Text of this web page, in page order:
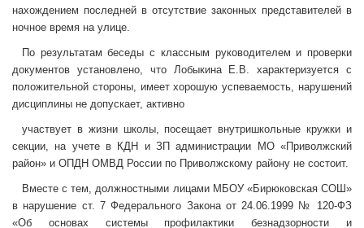
нахождением последней в отсутствие законных представителей в
ночное время на улице.
По результатам беседы с классным руководителем и проверки
документов установлено, что Лобыкина Е.В. характеризуется с
положительной стороны, имеет хорошую успеваемость, нарушений
дисциплины не допускает, активно
участвует в жизни школы, посещает внутришкольные кружки и
секции, на учете в КДН и ЗП администрации МО «Приволжский
район» и ОПДН ОМВД России по Приволжскому району не состоит.
Вместе с тем, должностными лицами МБОУ «Бирюковская СОШ»
в нарушение ст. 7 Федерального Закона от 24.06.1999 № 120-ФЗ
«Об основах системы профилактики безнадзорности и